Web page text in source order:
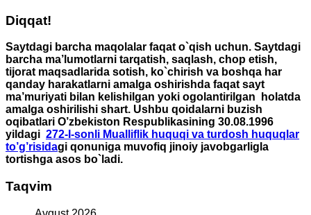
Diqqat!
Saytdagi barcha maqolalar faqat o`qish uchun. Saytdagi
barcha ma’lumotlarni tarqatish, saqlash, chop etish,
tijorat maqsadlarida sotish, ko`chirish va boshqa har
qanday harakatlarni amalga oshirishda faqat sayt
ma’muriyati bilan kelishilgan yoki ogolantirilgan holatda
amalga oshirilishi shart. Ushbu qoidalarni buzish
oqibatlari O’zbekiston Respublikasining 30.08.1996
yildagi 272-I-sonli Mualliflik huquqi va turdosh huquqlar
to’g’risidagi qonuniga muvofiq jinoiy javobgarligla
tortishga asos bo`ladi.
Taqvim